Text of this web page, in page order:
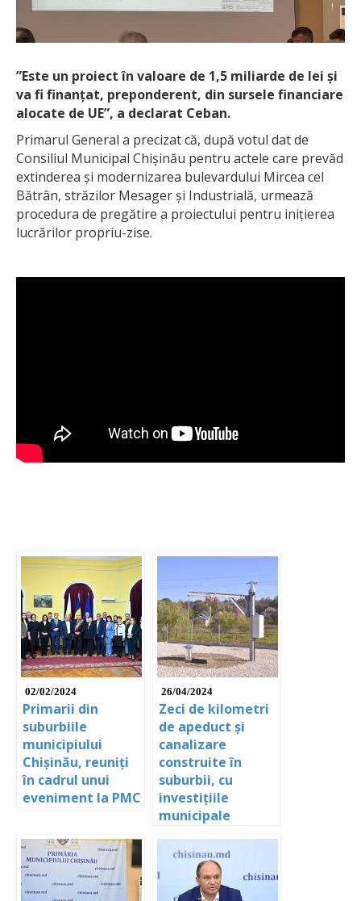
”Este un proiect în valoare de 1,5 miliarde de lei și
va fi finanțat, preponderent, din sursele financiare
alocate de UE”, a declarat Ceban.
Primarul General a precizat că, după votul dat de
Consiliul Municipal Chișinău pentru actele care prevăd
extinderea și modernizarea bulevardului Mircea cel
Bătrân, străzilor Mesager și Industrială, urmează
procedura de pregătire a proiectului pentru inițierea
lucrărilor propriu-zise.
02/02/2024
Primarii din
suburbiile
municipiului
Chișinău, reuniți
în cadrul unui
eveniment la PMC
26/04/2024
Zeci de kilometri
de apeduct și
canalizare
construite în
suburbii, cu
investițiile
municipale